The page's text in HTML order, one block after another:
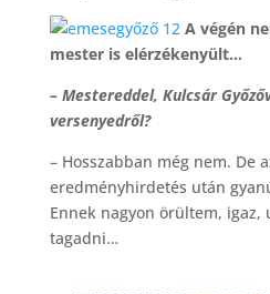
A végén
mester is elérzékenyült…
– Mestereddel, Kulcsár
versenyedről?
– Hosszabban még nem. De
eredményhirdetés után
Ennek nagyon örültem, igaz,
tagadni…